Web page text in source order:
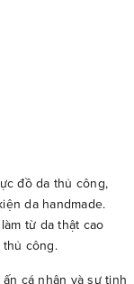
đồ da thủ công,
da handmade.
từ da thật cao
công.
cá nhân và sự tinh